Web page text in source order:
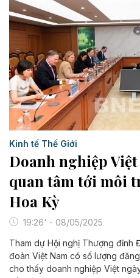
Kinh tế Thế Giới
Doanh nghiệp
quan tâm tới môi
Hoa Kỳ
19:26' - 08/05/2025
Tham dự Hội nghị Thượng đỉnh
đoàn Việt Nam có số lượng
cho thấy doanh nghiệp Việt